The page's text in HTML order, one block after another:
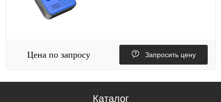
Цена по запросу Запросить цену
Каталог